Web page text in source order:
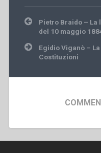
Post
navigation
Pietro Braido – La
del 10 maggio
Egidio Viganò –
Costituzioni